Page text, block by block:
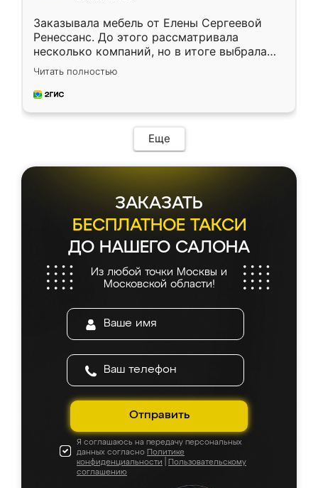
Заказывала мебель от Елены Сергеевой
Ренессанс. До этого рассматривала
несколько компаний, но в итоге выбрала
эту. Сначала обговорили условия, потом
приехал замерщик, всё спокойно объяснил
и снял размеры. Изготовили в срок, с
мебель сразу встала на свое место без
каких-либо доработок. Качеством осталась
довольна, все выглядит так, как и ожидала.
Читать полностью
Еще
ЗАКАЗАТЬ
БЕСПЛАТНОЕ ТАКСИ
ДО НАШЕГО САЛОНА
Из любой точки Москвы и
Московской области!
Отправить
Я соглашаюсь на передачу персональных
данных согласно Политике
конфиденциальности
Пользовательскому
соглашению